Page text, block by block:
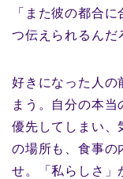
「また彼の都合
つ伝えられるんだ
好きになった人の
まう。自分の本
優先してしまい、
の場所も、食事の
せ。「私らしさ」